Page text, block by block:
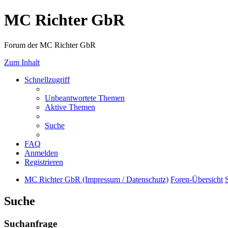
MC Richter GbR
Forum der MC Richter GbR
Zum Inhalt
Schnellzugriff
Unbeantwortete Themen
Aktive Themen
Suche
FAQ
Anmelden
Registrieren
MC Richter GbR (Impressum / Datenschutz) Foren-Übersicht
Suche
Suchanfrage